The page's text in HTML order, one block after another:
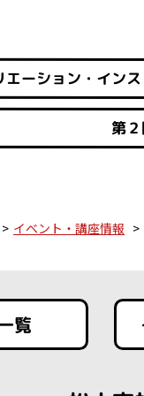
エーション・イン
第
イベント・講座情報
覧